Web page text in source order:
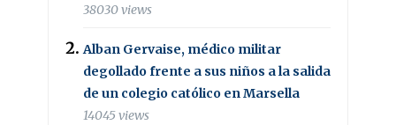
38030 views
Alban Gervaise, médico militar
degollado frente a sus niños a la salida
de un colegio católico en Marsella
14045 views